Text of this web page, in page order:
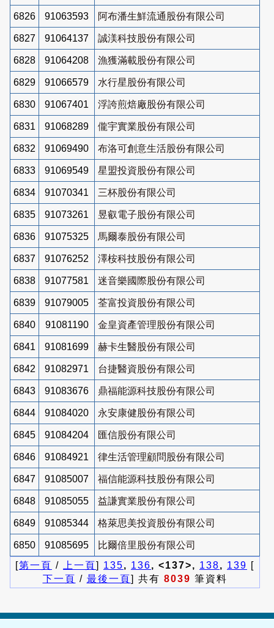
6826 91063593 阿布潘生鮮流通股份有限公司
6827 91064137 誠渼科技股份有限公司
6828 91064208 漁獲滿載股份有限公司
6829 91066579 水行星股份有限公司
6830 91067401 浮誇煎焙廠股份有限公司
6831 91068289 儱宇實業股份有限公司
6832 91069490 布洛可創意生活股份有限公司
6833 91069549 星盟投資股份有限公司
6834 91070341 三杯股份有限公司
6835 91073261 昱叡電子股份有限公司
6836 91075325 馬爾泰股份有限公司
6837 91076252 澤桉科技股份有限公司
6838 91077581 迷音樂國際股份有限公司
6839 91079005 荃富投資股份有限公司
6840 91081190 金皇資產管理股份有限公司
6841 91081699 赫卡生醫股份有限公司
6842 91082971 台捷醫資股份有限公司
6843 91083676 鼎福能源科技股份有限公司
6844 91084020 永安康健股份有限公司
6845 91084204 匯信股份有限公司
6846 91084921 律生活管理顧問股份有限公司
6847 91085007 福信能源科技股份有限公司
6848 91085055 益謙實業股份有限公司
6849 91085344 格萊思美投資股份有限公司
6850 91085695
比爾倍里股份有限公司
[第一頁 / 上一頁] 135, 136, <137>, 138, 139 [
下一頁 / 最後一頁] 共有 8039 筆資料